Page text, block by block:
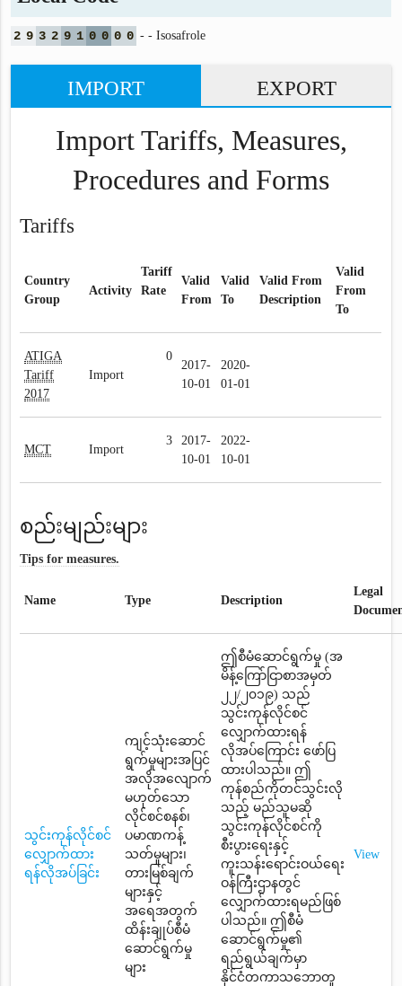
2 9 3 2 9 1 0 0 0 0 - - Isosafrole
IMPORT EXPORT
Import Tariffs, Measures,
Procedures and Forms
Tariffs
Country
Group
Activity
Tariff
Rate
Valid
From
Valid
To
Valid From
Description
Valid
From
To
ATIGA
Tariff
2017
Import
0
2017-
10-01
2020-
01-01
MCT Import
3
2017-
10-01
2022-
10-01
စည်းမျည်းများ
Tips for measures.
Name Type Description
Legal
သွင်းကုန်လိုင်စင်
လျှောက်ထား
ရန်လိုအပ်ခြင်း
ကျင့်သုံးဆောင်
ရွက်မှုများအပြင်
အလိုအလျောက်
မဟုတ်သော
လိုင်စင်စနစ်၊
ပမာဏကန့်
သတ်မှုများ၊
တားမြစ်ချက်
များနှင့်
အရေအတွက်
ထိန်းချုပ်စီမံ
ဆောင်ရွက်မှု
များ
ဤစီမံဆောင်ရွက်မှု (အ
မိန့်ကြော်ငြာစာအမှတ်
၂၂/၂၀၁၉) သည်
သွင်းကုန်လိုင်စင်
လျှောက်ထားရန်
လိုအပ်ကြောင်း ဖော်ပြ
ထားပါသည်။ ဤ
ကုန်စည်ကိုတင်သွင်းလို
သည့် မည်သူမဆို
သွင်းကုန်လိုင်စင်ကို
စီးပွားရေးနှင့်
ကူးသန်းရောင်းဝယ်ရေး
ဝန်ကြီးဌာနတွင်
လျှောက်ထားရမည်ဖြစ်
ပါသည်။ ဤစီမံ
ဆောင်ရွက်မှု၏
ရည်ရွယ်ချက်မှာ
နိုင်ငံတကာသဘောတူ
View